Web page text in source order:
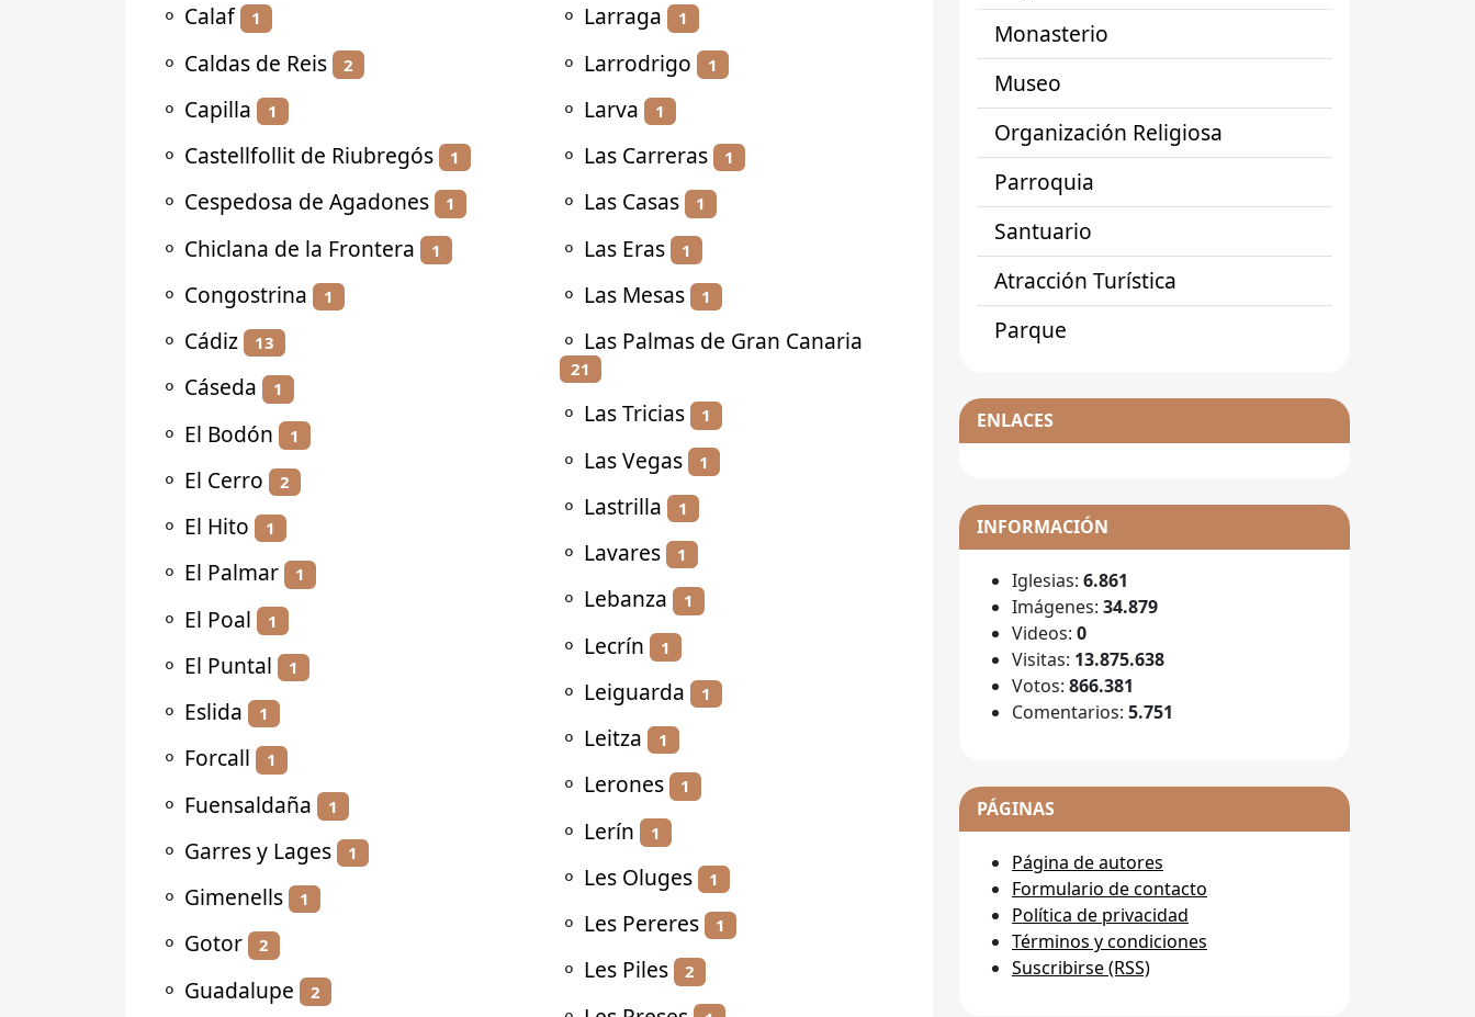
⚬ Calaf 1
⚬ Caldas de Reis 2
⚬ Capilla 1
⚬ Castellfollit de Riubregós 1
⚬ Cespedosa de Agadones 1
⚬ Chiclana de la Frontera 1
⚬ Congostrina 1
⚬ Cádiz 13
⚬ Cáseda 1
⚬ El Bodón 1
⚬ El Cerro 2
⚬ El Hito 1
⚬ El Palmar 1
⚬ El Poal 1
⚬ El Puntal 1
⚬ Eslida 1
⚬ Forcall 1
⚬ Fuensaldaña 1
⚬ Garres y Lages 1
⚬ Gimenells 1
⚬ Gotor 2
⚬ Guadalupe 2
⚬ Larraga 1
⚬ Larrodrigo 1
⚬ Larva 1
⚬ Las Carreras 1
⚬ Las Casas 1
⚬ Las Eras 1
⚬ Las Mesas 1
⚬ Las Palmas de Gran Canaria
21
⚬ Las Tricias 1
⚬ Las Vegas 1
⚬ Lastrilla 1
⚬ Lavares 1
⚬ Lebanza 1
⚬ Lecrín 1
⚬ Leiguarda 1
⚬ Leitza 1
⚬ Lerones 1
⚬ Lerín 1
⚬ Les Oluges 1
⚬ Les Pereres 1
⚬ Les Piles 2
Monasterio
Museo
Organización Religiosa
Parroquia
Santuario
Atracción Turística
Parque
ENLACES
INFORMACIÓN
Iglesias: 6.861
Imágenes: 34.879
Videos: 0
Visitas: 13.875.638
Votos: 866.381
Comentarios: 5.751
PÁGINAS
Página de autores
Formulario de contacto
Política de privacidad
Términos y condiciones
Suscribirse (RSS)